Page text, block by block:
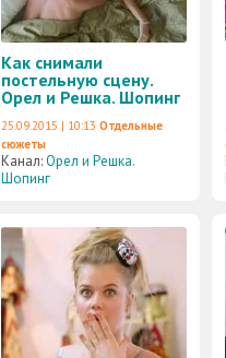
Как снимали
постельную сцену.
Орел и Решка. Шопинг
25.09.2015 | 10:13 Отдельные
сюжеты
Канал:Орел и Решка.
Шопинг